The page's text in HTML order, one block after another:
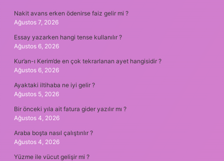
Nakit avans erken ödenirse faiz gelir mi ?
Ağustos 7, 2026
Essay yazarken hangi tense kullanılır ?
Ağustos 6, 2026
Kur’an-ı Kerim’de en çok tekrarlanan ayet hangisidir ?
Ağustos 6, 2026
Ayaktaki iltihaba ne iyi gelir ?
Ağustos 5, 2026
Bir önceki yıla ait fatura gider yazılır mı ?
Ağustos 4, 2026
Araba boşta nasıl çalıştırılır ?
Ağustos 4, 2026
Yüzme ile vücut gelişir mi ?